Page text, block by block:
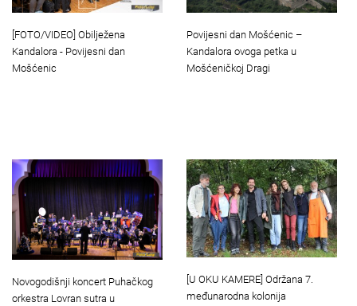
[FOTO/VIDEO] Obilježena
Kandalora - Povijesni dan
Mošćenic
Povijesni dan Mošćenic –
Kandalora ovoga petka u
Mošćeničkoj Dragi
Novogodišnji koncert Puhačkog
orkestra Lovran sutra u
[U OKU KAMERE] Održana 7.
međunarodna kolonija